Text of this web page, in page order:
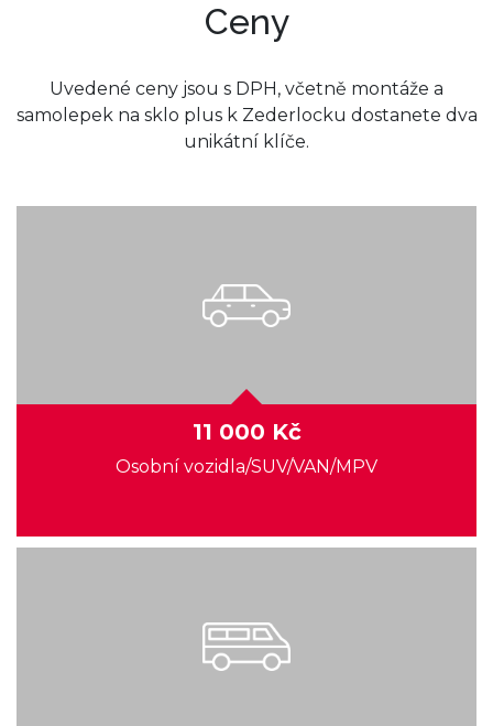
Ceny
Uvedené ceny jsou s DPH, včetně montáže a
samolepek na sklo plus k Zederlocku dostanete dva
unikátní klíče.
11 000 Kč
Osobní vozidla/SUV/VAN/MPV